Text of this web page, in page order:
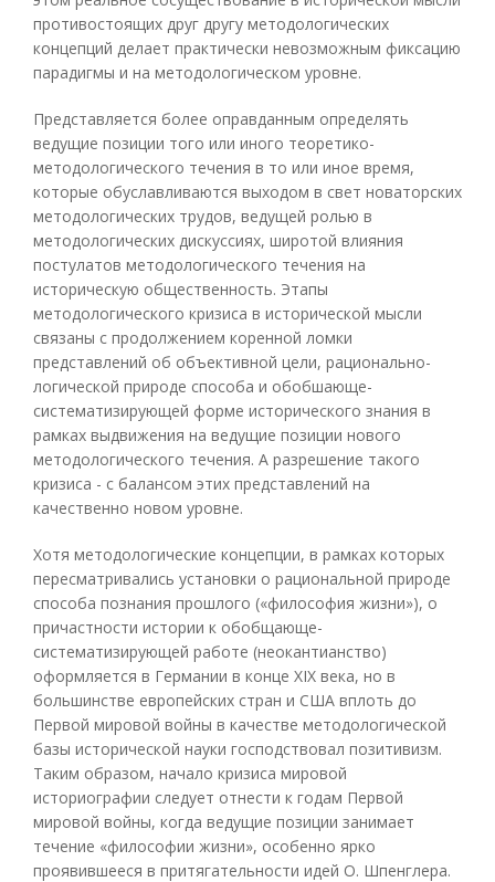
противостоящих друг другу методологических
концепций делает практически невозможным фиксацию
парадигмы и на методологическом уровне.
Представляется более оправданным определять
ведущие позиции того или иного теоретико-
методологического течения в то или иное время,
которые обуславливаются выходом в свет новаторских
методологических трудов, ведущей ролью в
методологических дискуссиях, широтой влияния
постулатов методологического течения на
историческую общественность. Этапы
методологического кризиса в исторической мысли
связаны с продолжением коренной ломки
представлений об объективной цели, рационально-
логической природе способа и обобшающе-
систематизирующей форме исторического знания в
рамках выдвижения на ведущие позиции нового
методологического течения. А разрешение такого
кризиса - с балансом этих представлений на
качественно новом уровне.
Хотя методологические концепции, в рамках которых
пересматривались установки о рациональной природе
способа познания прошлого («философия жизни»), о
причастности истории к обобщающе-
систематизирующей работе (неокантианство)
оформляется в Германии в конце XIX века, но в
большинстве европейских стран и США вплоть до
Первой мировой войны в качестве методологической
базы исторической науки господствовал позитивизм.
Таким образом, начало кризиса мировой
историографии следует отнести к годам Первой
мировой войны, когда ведущие позиции занимает
течение «философии жизни», особенно ярко
проявившееся в притягательности идей О. Шпенглера.